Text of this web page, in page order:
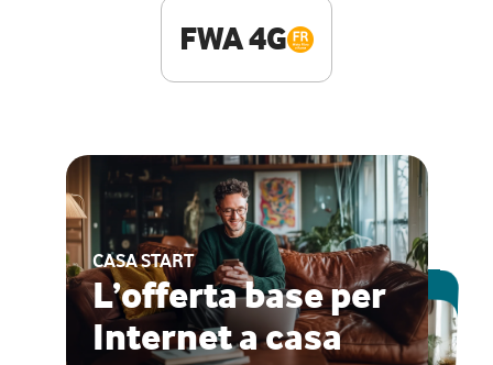
FWA 4G
CASA START
L’offerta base per
Internet a casa
ESCLUSIVA ONLINE